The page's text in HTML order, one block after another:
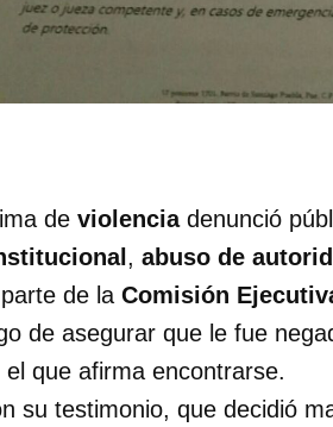
de violenciadenunció
, abuso de
de la Comisión
de asegurar que le fue
que afirma encontrarse.
su testimonio, que decidió